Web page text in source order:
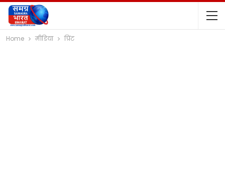
Home मीडिया प्रिंट